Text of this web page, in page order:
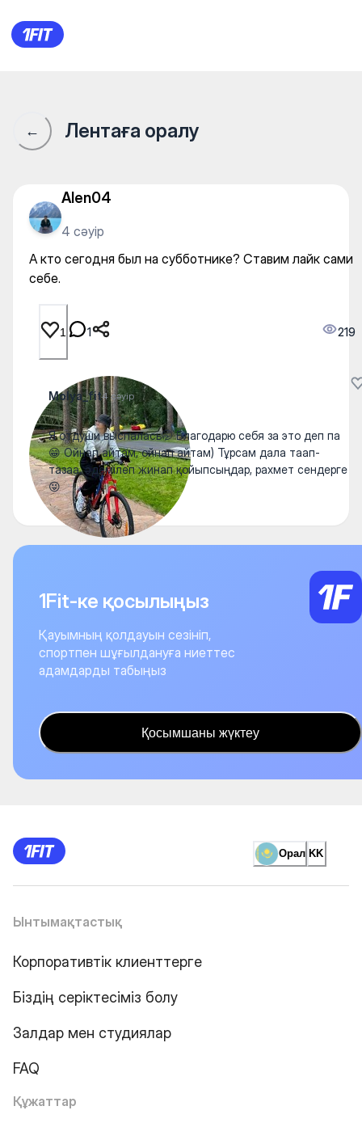
А кто сегодня был на
← Лентаға оралу
Alen04
4 сәуір
А кто сегодня был на субботнике? Ставим лайк сами
себе.
1 1 219
Molya_fit4 сәуір
Я отдуши выспалась🤭 Благодарю себя за это деп па
😁 Ойнап айтам, ойнап айтам) Тұрсам дала таап-
тазаа, әдемілеп жинап қойыпсыңдар, рахмет сендерге
😜
1Fit-ке қосылыңыз
Қауымның қолдауын сезініп,
спортпен шұғылдануға ниеттес
адамдарды табыңыз
Қосымшаны жүктеу
Орал KK
Ынтымақтастық
Корпоративтік клиенттерге
Біздің серіктесіміз болу
Залдар мен студиялар
FAQ
Құжаттар